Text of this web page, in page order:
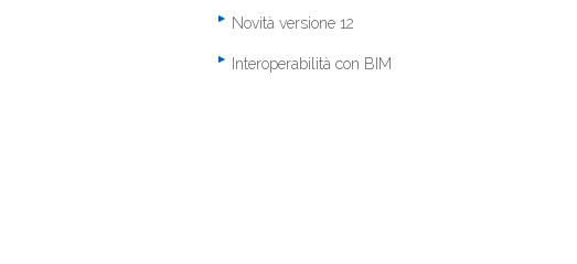
Novità versione 12
Interoperabilità con BIM